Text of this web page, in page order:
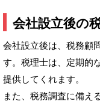
会社設立後の
会社設立後は、税務顧
す。税理士は、定期的
提供してくれます。
また、税務調査に備え